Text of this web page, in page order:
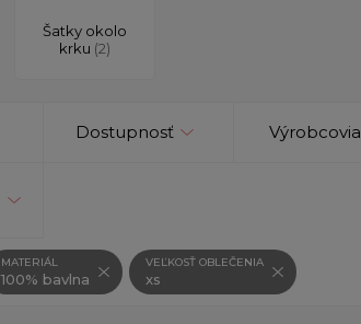
Šatky okolo
krku (2)
Dostupnosť Výrobcovia
MATERIÁL
100% bavlna
VEĽKOSŤ OBLEČENIA
xs